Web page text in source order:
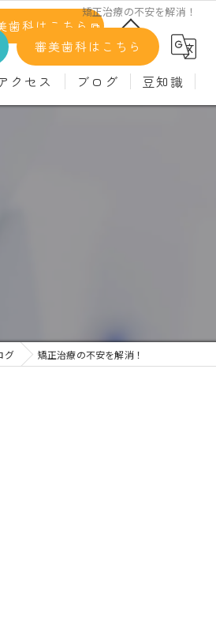
矯正治療の不安を解消！
審美歯科はこちら
クセス ブログ 豆知識
グ 矯正治療の不安を解消！
歯科はこちら